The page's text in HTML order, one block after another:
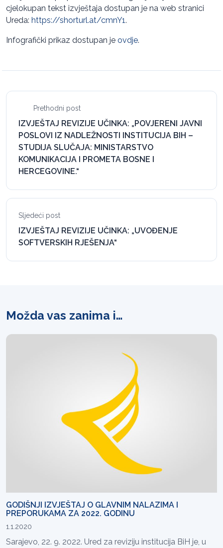
cjelokupan tekst izvještaja dostupan je na web stranici
Ureda: https://shorturl.at/cmnY1.
Infografički prikaz dostupan je ovdje.
Prethodni post
IZVJEŠTAJ REVIZIJE UČINKA: „POVJERENI JAVNI
POSLOVI IZ NADLEŽNOSTI INSTITUCIJA BIH –
STUDIJA SLUČAJA: MINISTARSTVO
KOMUNIKACIJA I PROMETA BOSNE I
HERCEGOVINE.“
Sljedeći post
IZVJEŠTAJ REVIZIJE UČINKA: „UVOĐENJE
SOFTVERSKIH RJEŠENJA“
Možda vas zanima i…
GODIŠNJI IZVJEŠTAJ O GLAVNIM NALAZIMA I
PREPORUKAMA ZA 2022. GODINU
1.1.2020
Sarajevo, 22. 9. 2022. Ured za reviziju institucija BiH je, u